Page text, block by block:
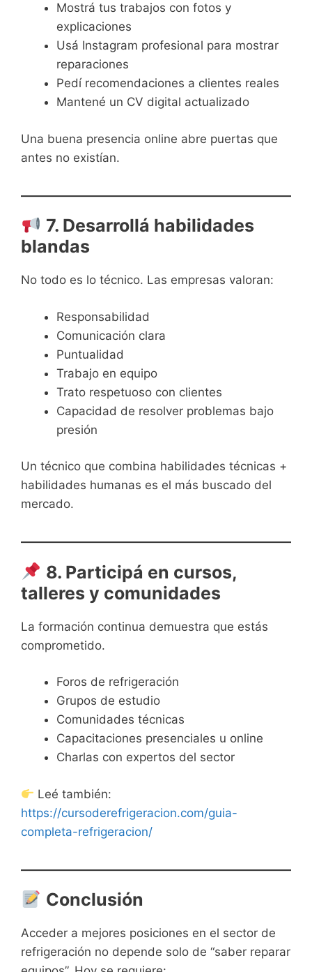
Mostrá tus trabajos con fotos y
explicaciones
Usá Instagram profesional para mostrar
reparaciones
Pedí recomendaciones a clientes reales
Mantené un CV digital actualizado
Una buena presencia online abre puertas que
antes no existían.
7. Desarrollá habilidades
blandas
No todo es lo técnico. Las empresas valoran:
Responsabilidad
Comunicación clara
Puntualidad
Trabajo en equipo
Trato respetuoso con clientes
Capacidad de resolver problemas bajo
presión
Un técnico que combina habilidades técnicas +
habilidades humanas es el más buscado del
mercado.
8. Participá en cursos,
talleres y comunidades
La formación continua demuestra que estás
comprometido.
Foros de refrigeración
Grupos de estudio
Comunidades técnicas
Capacitaciones presenciales u online
Charlas con expertos del sector
Leé también:
https://cursoderefrigeracion.com/guia-
completa-refrigeracion/
Conclusión
Acceder a mejores posiciones en el sector de
refrigeración no depende solo de “saber reparar